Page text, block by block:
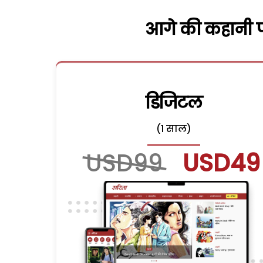
आगे की कहानी
डिजिटल
(1 साल)
USD99 USD49